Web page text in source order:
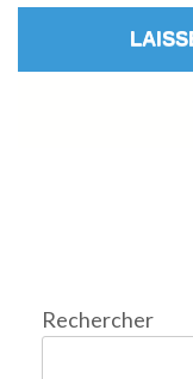
Rechercher